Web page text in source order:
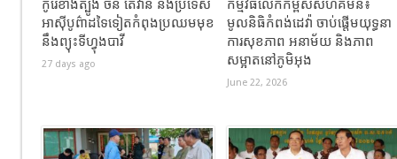
កូរ៉េខាងត្បូង ចិន តៃវ៉ាន់ និងប្រទេស
អាស៊ីបូព៌ាដទៃទៀតកំពុងប្រឈមមុខ
នឹងព្យុះទីហ្វុងបាវី
27 days ago
កម្មវិធីលើកកម្ពស់សហគមន៍៖
មូលនិធិកំពង់ដេវ៉ា ចាប់ផ្តើមយុទ្ធនា
ការសុខភាព អនាម័យ និងភាព
សម្អាតនៅភូមិអុង
June 22, 2026